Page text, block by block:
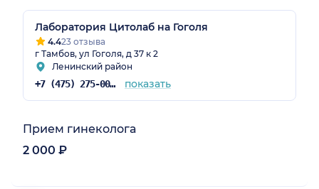
Лаборатория Цитолаб на Гоголя
4.423 отзыва
г Тамбов, ул Гоголя, д 37 к 2
Ленинский район
+7 (475) 275-00-55 показать
Прием гинеколога
2 000 ₽